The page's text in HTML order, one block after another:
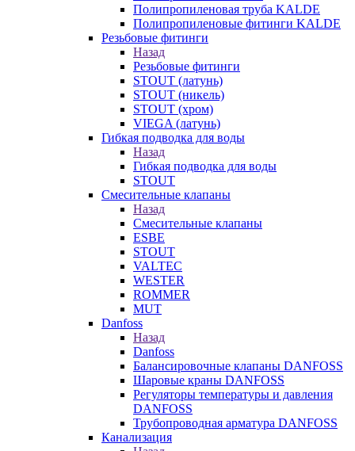
Полипропиленовая труба KALDE
Полипропиленовые фитинги KALDE
Резьбовые фитинги
Назад
Резьбовые фитинги
STOUT (латунь)
STOUT (никель)
STOUT (хром)
VIEGA (латунь)
Гибкая подводка для воды
Назад
Гибкая подводка для воды
STOUT
Смесительные клапаны
Назад
Смесительные клапаны
ESBE
STOUT
VALTEC
WESTER
ROMMER
MUT
Danfoss
Назад
Danfoss
Балансировочные клапаны DANFOSS
Шаровые краны DANFOSS
Регуляторы температуры и давления
DANFOSS
Трубопроводная арматура DANFOSS
Канализация